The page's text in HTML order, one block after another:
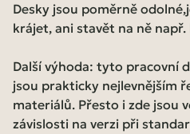
Desky jsou poměrně
krájet, ani stavět na ně
Další výhoda: tyto pracovní
jsou prakticky nejlevnějším
materiálů. Přesto i zde jsou
závislosti na verzi při